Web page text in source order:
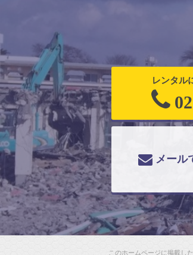
レンタル
メール
このホームページに掲載し